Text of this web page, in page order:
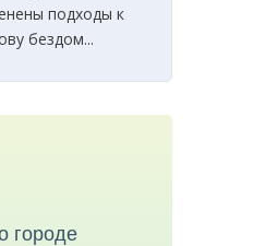
подходы к
бездом...
городе